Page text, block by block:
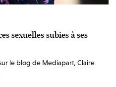
sexuelles subies à ses
le blog de Mediapart, Claire